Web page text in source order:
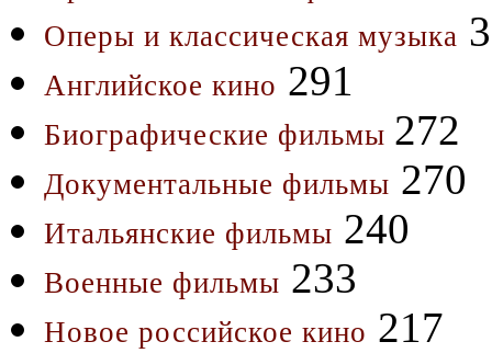
Оперы и классическая музыка
Английское кино 291
Биографические фильмы 272
Документальные фильмы 270
Итальянские фильмы 240
Военные фильмы 233
Новое российское кино 217